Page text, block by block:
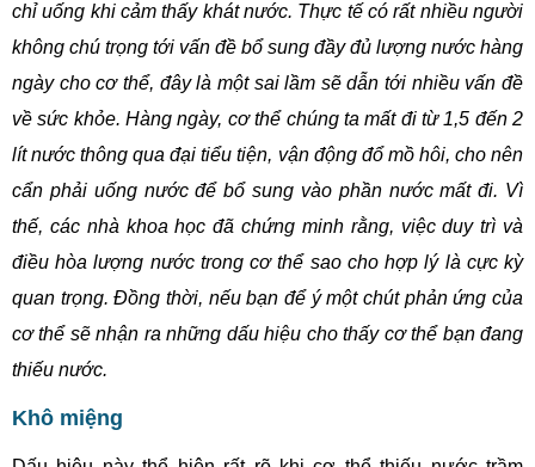
chỉ uống khi cảm thấy khát nước. Thực tế có rất nhiều người
không chú trọng tới vấn đề bổ sung đầy đủ lượng nước hàng
ngày cho cơ thể, đây là một sai lầm sẽ dẫn tới nhiều vấn đề
về sức khỏe. Hàng ngày, cơ thể chúng ta mất đi từ 1,5 đến 2
lít nước thông qua đại tiểu tiện, vận động đổ mồ hôi, cho nên
cẩn phải uống nước để bổ sung vào phần nước mất đi. Vì
thế, các nhà khoa học đã chứng minh rằng, việc duy trì và
điều hòa lượng nước trong cơ thể sao cho hợp lý là cực kỳ
quan trọng. Đồng thời, nếu bạn để ý một chút phản ứng của
cơ thể sẽ nhận ra những dấu hiệu cho thấy cơ thể bạn đang
thiếu nước.
Khô miệng